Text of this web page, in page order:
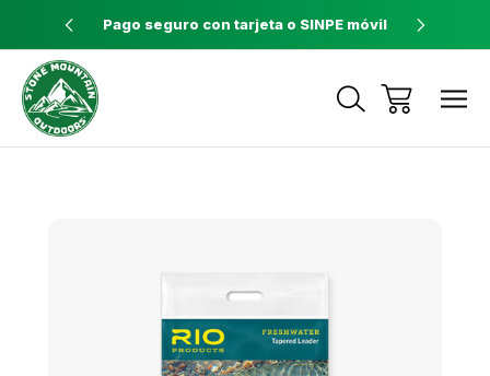
a $60 Pago seguro con tarjeta o SINPE móvil